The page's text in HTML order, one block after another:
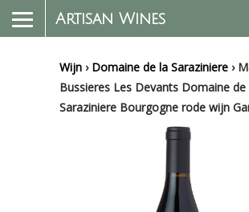
Artisan Wines
Wijn › Domaine de la Saraziniere ›
Bussieres Les Devants Domaine de
Saraziniere Bourgogne rode wijn